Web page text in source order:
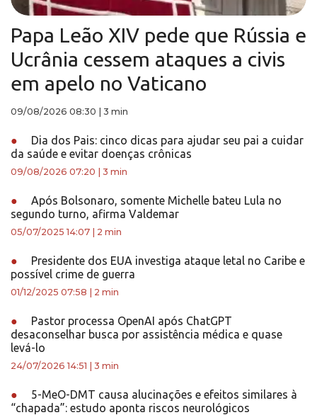
Papa Leão XIV pede que Rússia e
Ucrânia cessem ataques a civis
em apelo no Vaticano
09/08/2026 08:30 3 min
●
Dia dos Pais: cinco dicas para ajudar seu pai a cuidar
da saúde e evitar doenças crônicas
09/08/2026 07:20 3 min
●
Após Bolsonaro, somente Michelle bateu Lula no
segundo turno, afirma Valdemar
05/07/2025 14:07 2 min
●
Presidente dos EUA investiga ataque letal no Caribe e
possível crime de guerra
01/12/2025 07:58 2 min
●
Pastor processa OpenAI após ChatGPT
desaconselhar busca por assistência médica e quase
levá-lo
24/07/2026 14:51 3 min
●
5-MeO-DMT causa alucinações e efeitos similares à
“chapada”: estudo aponta riscos neurológicos